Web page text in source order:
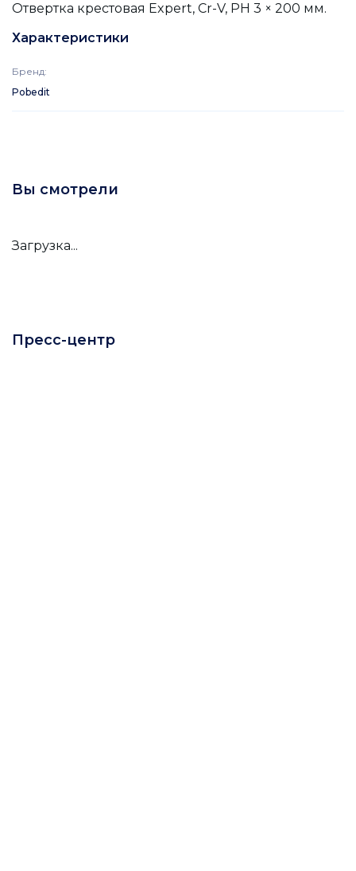
Отвертка крестовая Expert, Cr-V, PH 3 × 200 мм.
Характеристики
Бренд:
Pobedit
Вы смотрели
Загрузка...
Пресс-центр